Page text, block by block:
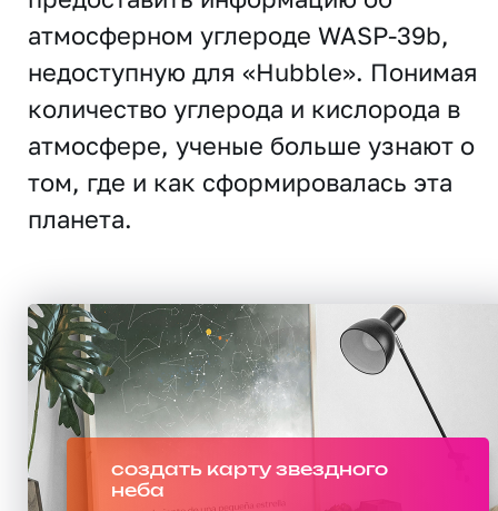
атмосферном углероде WASP-39b,
недоступную для «Hubble». Понимая
количество углерода и кислорода в
атмосфере, ученые больше узнают о
том, где и как сформировалась эта
планета.
создать карту звездного
неба